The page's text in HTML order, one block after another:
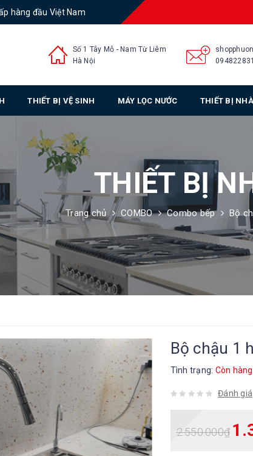
hàng đầu Việt Nam
Số 1 Tây Mỗ - Nam Từ Liêm
Hà Nội
THIẾT BỊ VỆ SINH MÁY LỌC NƯỚC THIẾT BỊ
THIẾT BỊ
Trang chủ COMBO Combo bếp Bộ
Bộ chậu 1
Tình trạng: Còn hàng
Đánh giá
2.550.000₫